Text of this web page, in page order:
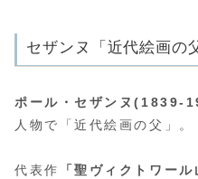
セザンヌ「近代絵画の
ポール・セザンヌ(1839-
人物で「近代絵画の父」。
代表作 「聖ヴィクトワール